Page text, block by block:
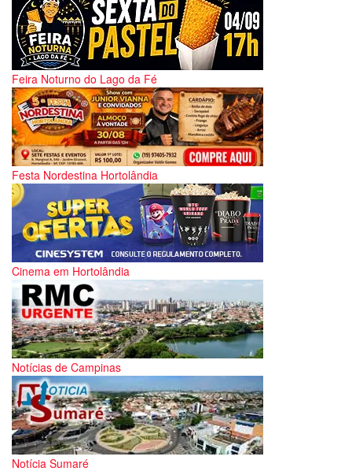
Feira Noturno do Lago da Fé
Festa Nordestina Hortolândia
Cinema em Hortolândia
Notícias de Campinas
Notícia Sumaré